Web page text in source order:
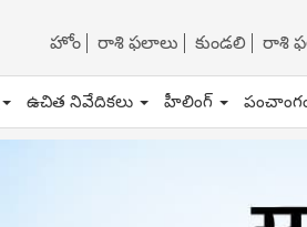
హోం రాశి ఫలాలు కుండలి రాశి
ఉచిత నివేదికలు హీలింగ్